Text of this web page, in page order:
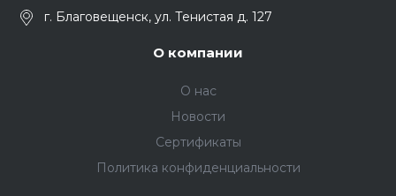
г. Благовещенск, ул. Тенистая д. 127
О компании
О нас
Новости
Сертификаты
Политика конфиденциальности